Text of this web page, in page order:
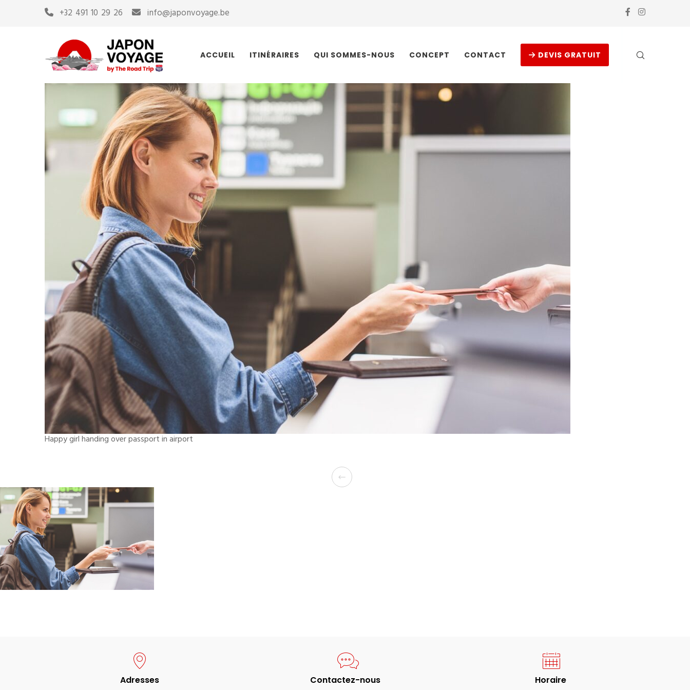
+32 491 10 29 26 info@japonvoyage.be
ACCUEIL ITINÉRAIRES QUI SOMMES-NOUS CONCEPT CONTACT DEVIS GRATUIT
Happy girl handing over passport in airport
Adresses Contactez-nous Horaire